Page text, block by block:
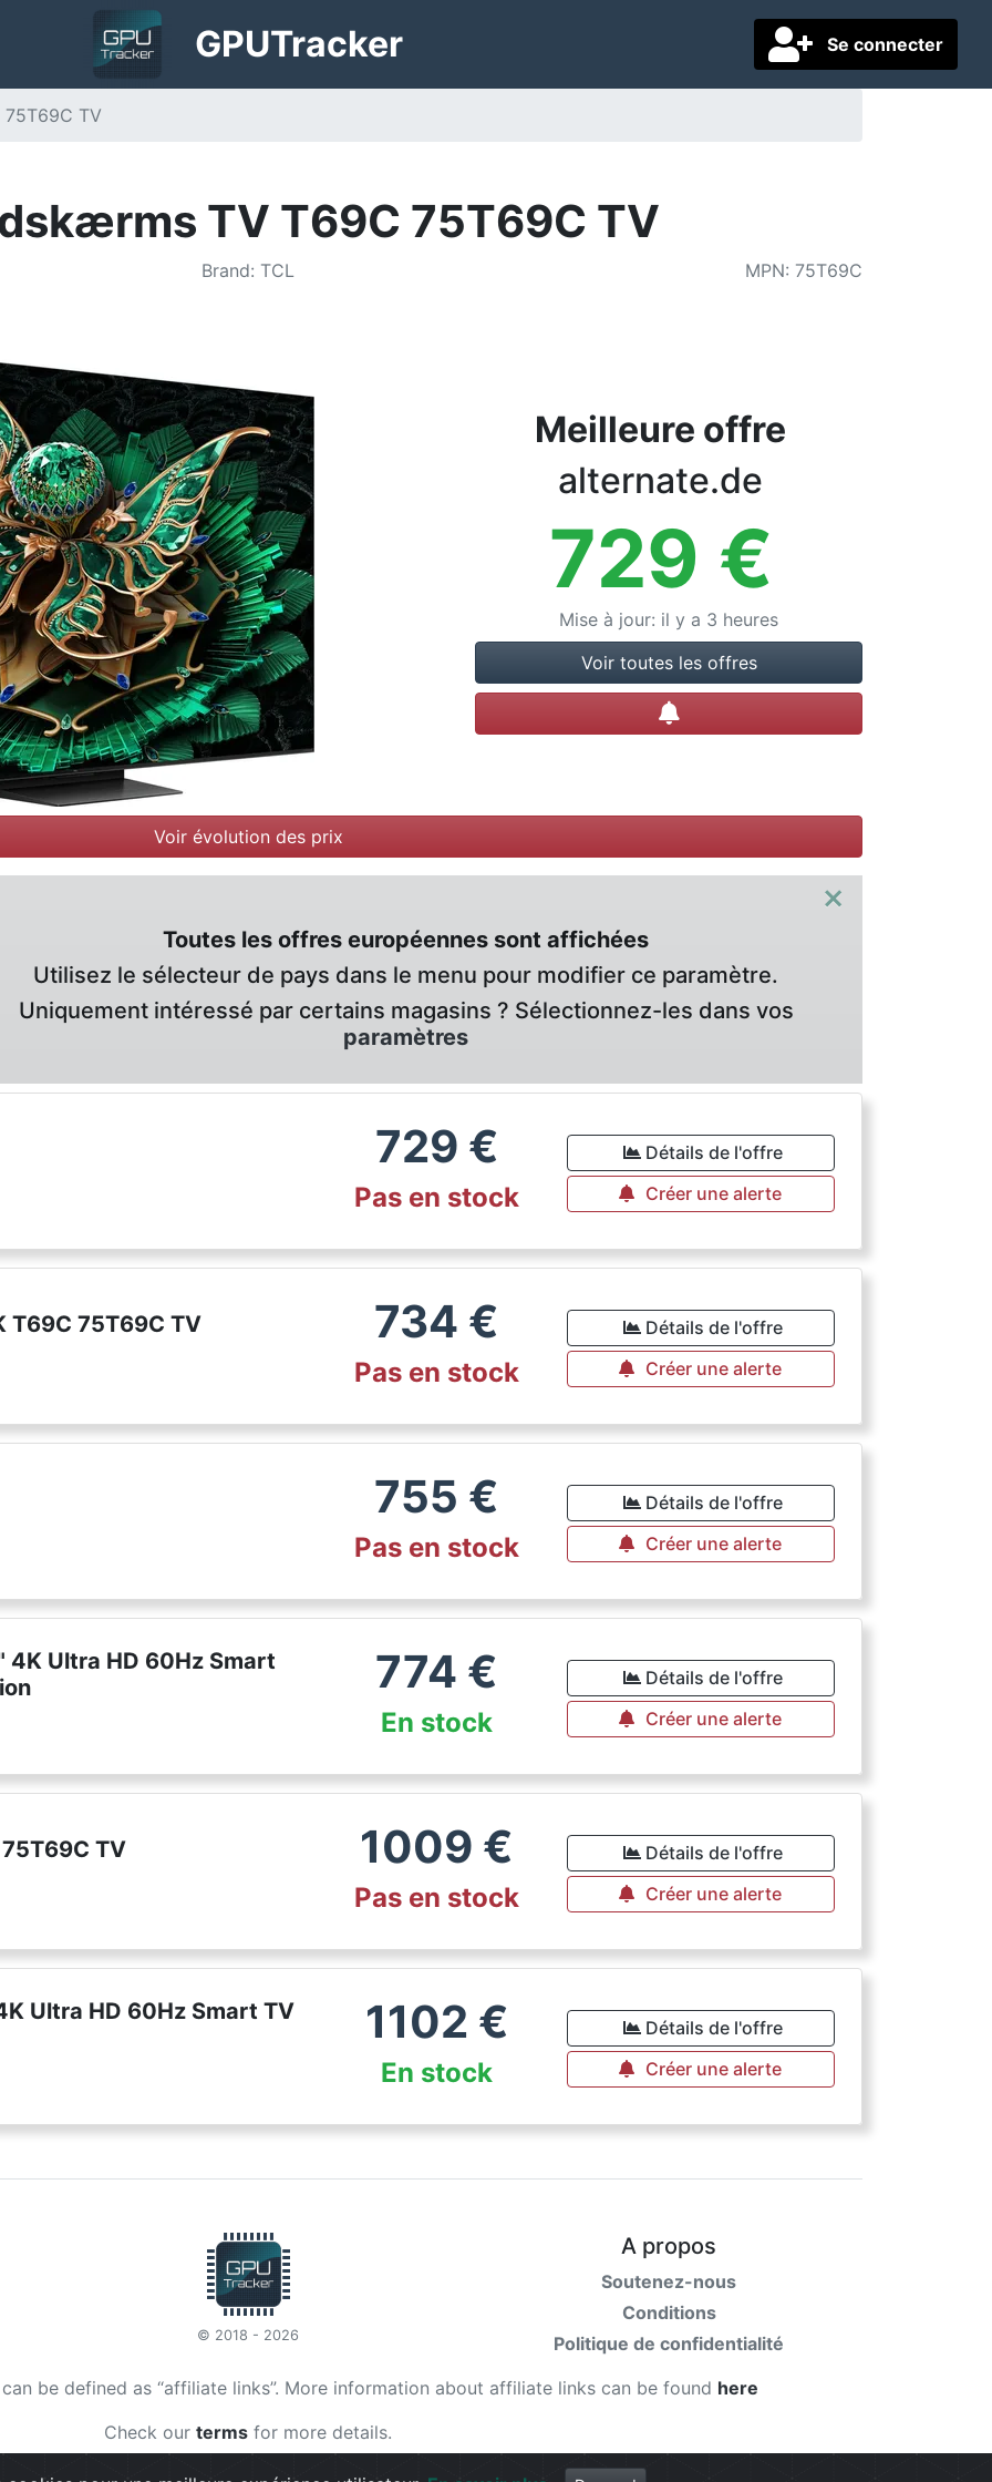
Se connecter
GPUTracker
TV
TV T69C 75T69C TV
Brand: TCL MPN: 75T69C
Meilleure offre
alternate.de
729 €
Mise à jour: il y a 3 heures
Voir toutes les offres
Créer une alerte
Voir évolution des prix
×
Toutes les offres européennes sont affichées
Utilisez le sélecteur de pays dans le menu pour modifier ce paramètre.
Uniquement intéressé par certains magasins ? Sélectionnez-les dans vos
paramètres
729 €
Pas en stock
Détails de l'offre
Créer une alerte
T69C 75T69C TV 734 €
Pas en stock
Détails de l'offre
Créer une alerte
755 €
Pas en stock
Détails de l'offre
Créer une alerte
4K Ultra HD 60Hz Smart
774 €
En stock
Détails de l'offre
Créer une alerte
TV 1009 €
Pas en stock
Détails de l'offre
Créer une alerte
Ultra HD 60Hz Smart TV 1102 €
En stock
Détails de l'offre
Créer une alerte
© 2018 - 2026
A propos
Soutenez-nous
Conditions
Politique de confidentialité
be defined as “affiliate links”. More information about affiliate links can be found here
Check our terms for more details.